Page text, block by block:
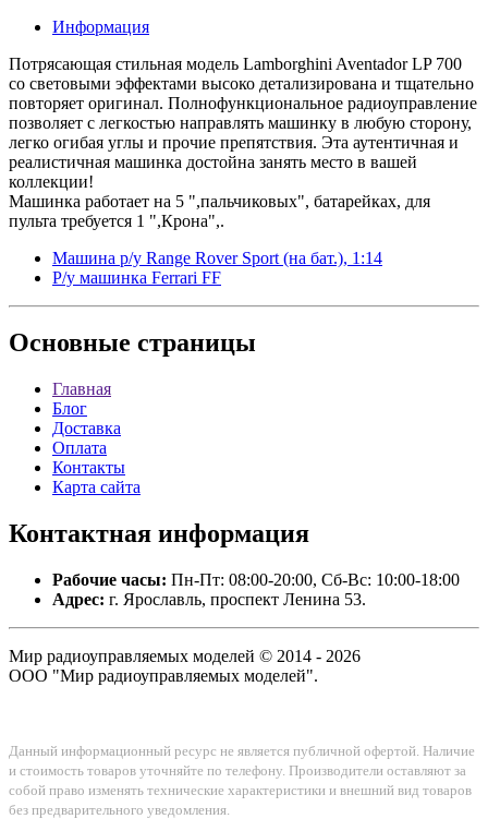
Информация
Потрясающая стильная модель Lamborghini Aventador LP 700
со световыми эффектами высоко детализирована и тщательно
повторяет оригинал. Полнофункциональное радиоуправление
позволяет с легкостью направлять машинку в любую сторону,
легко огибая углы и прочие препятствия. Эта аутентичная и
реалистичная машинка достойна занять место в вашей
коллекции!
Машинка работает на 5 ",пальчиковых", батарейках, для
пульта требуется 1 ",Крона",.
Машина р/у Range Rover Sport (на бат.), 1:14
Р/у машинка Ferrari FF
Основные страницы
Главная
Блог
Доставка
Оплата
Контакты
Карта сайта
Контактная информация
Рабочие часы: Пн-Пт: 08:00-20:00, Сб-Вс: 10:00-18:00
Адрес: г. Ярославль, проспект Ленина 53.
Мир радиоуправляемых моделей © 2014 - 2026
ООО "Мир радиоуправляемых моделей".
Данный информационный ресурс не является публичной офертой. Наличие
и стоимость товаров уточняйте по телефону. Производители оставляют за
собой право изменять технические характеристики и внешний вид товаров
без предварительного уведомления.